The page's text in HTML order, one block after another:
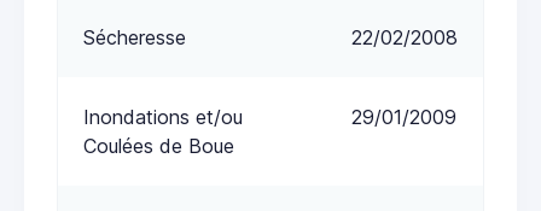
Sécheresse 22/02/2008
Inondations et/ou
Coulées de Boue
29/01/2009